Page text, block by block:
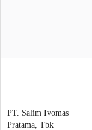
PT. Salim Ivomas
Pratama, Tbk